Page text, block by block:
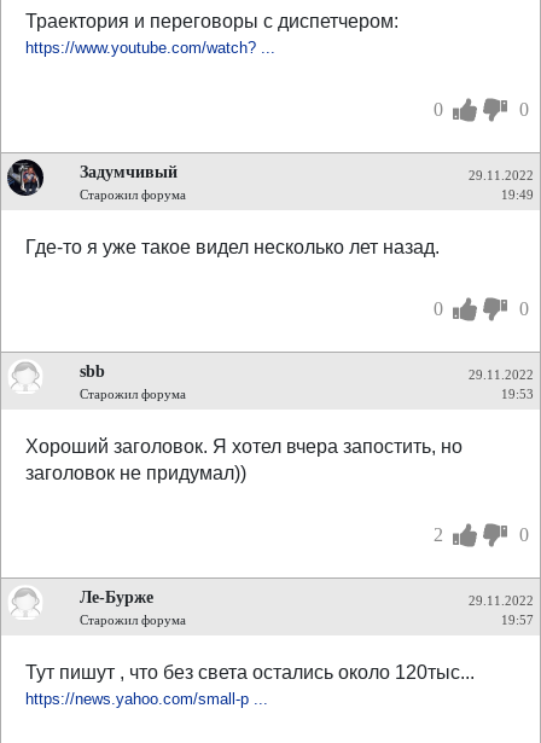
Траектория и переговоры с диспетчером:
https://www.youtube.com/watch? ...
0 0
Задумчивый
Старожил форума
29.11.2022
19:49
Где-то я уже такое видел несколько лет назад.
0 0
sbb
Старожил форума
29.11.2022
19:53
Хороший заголовок. Я хотел вчера запостить, но
заголовок не придумал))
2 0
Ле-Бурже
Старожил форума
29.11.2022
19:57
Тут пишут , что без света остались около 120тыс...
https://news.yahoo.com/small-p ...